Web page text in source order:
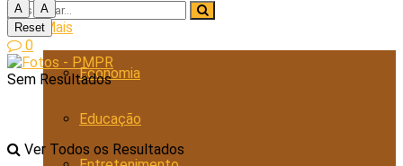
Mais
Economia
Educação
Sem Resultados
Ver Todos os Resultados
A
A
Reset
0